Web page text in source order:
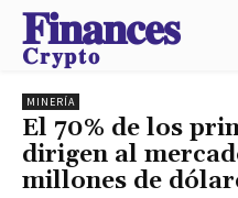
𝐅𝐢𝐧𝐚𝐧𝐜𝐞𝐬
𝐂𝐫𝐲𝐩𝐭𝐨
MINERÍA
El 70% de los
dirigen al
millones de